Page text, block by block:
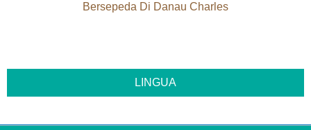
Bersepeda Di Danau Charles